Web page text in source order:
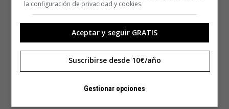
Entonces ya era Violeta. No era extraño que las mujeres
usaran seudónimos en sus artículos periodísticos y ella
escogió el nombre de esta flor porque creía que era…
Flor de los humildes,
Flor de la que sueña su primer amor.
la configuración de privacidad y cookies.
Aceptar y seguir GRATIS
Suscribirse desde 10€/año
Gestionar opciones